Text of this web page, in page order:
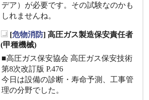
デア）が必要です。その試験なのかも
しれませんね。
[危物消防] 高圧ガス製造保安責任者
(甲種機械)
■高圧ガス保安協会 高圧ガス保安技術
第8次改訂版 P.476
今日は設備の診断・寿命予測、工事管
理の分野でした。